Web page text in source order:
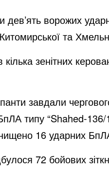
дев’ять ворожих
та
кілька зенітних
завдали
типу “Shahed-
16 ударних
72 бойових